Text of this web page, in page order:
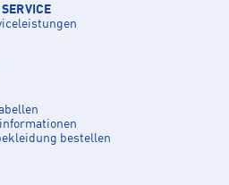
SERVICE
bestellen